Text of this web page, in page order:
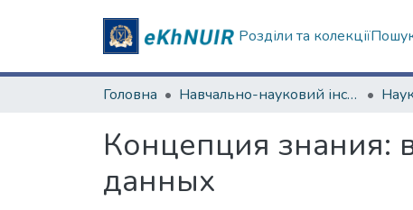
Розділи та колекції
Головна Навчально-науковий інститут соціології та медіакомунікацій
Концепция знания:
данных